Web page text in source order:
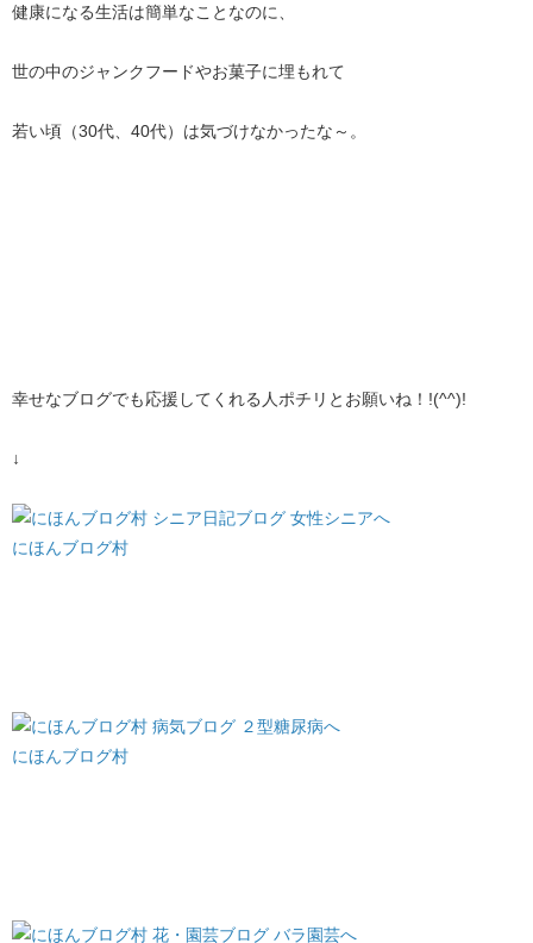
健康になる生活は簡単なことなのに、
世の中のジャンクフードやお菓子に埋もれて
若い頃（30代、40代）は気づけなかったな～。
幸せなブログでも応援してくれる人ポチリとお願いね！!(^^)!
↓
にほんブログ村
にほんブログ村